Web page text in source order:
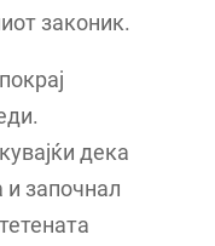
законик.
дека
започнал